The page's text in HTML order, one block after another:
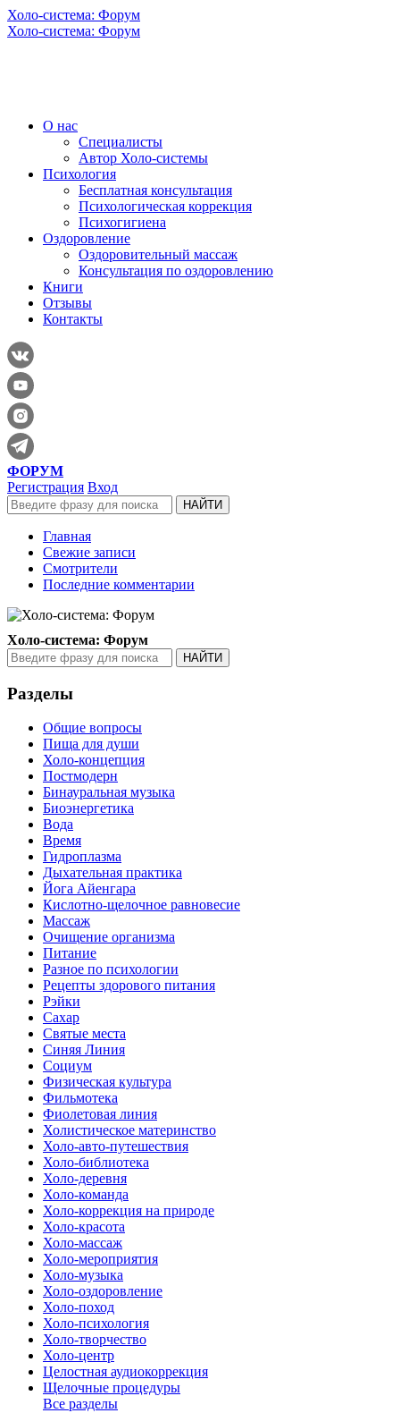
Холо-система: Форум
Холо-система: Форум
О нас
Специалисты
Автор Холо-системы
Психология
Бесплатная консультация
Психологическая коррекция
Психогигиена
Оздоровление
Оздоровительный массаж
Консультация по оздоровлению
Книги
Отзывы
Контакты
ФОРУМ
Регистрация Вход
Главная
Свежие записи
Смотрители
Последние комментарии
Холо-система: Форум
Разделы
Общие вопросы
Пища для души
Холо-концепция
Постмодерн
Бинауральная музыка
Биоэнергетика
Вода
Время
Гидроплазма
Дыхательная практика
Йога Айенгара
Кислотно-щелочное равновесие
Массаж
Очищение организма
Питание
Разное по психологии
Рецепты здорового питания
Рэйки
Сахар
Святые места
Синяя Линия
Социум
Физическая культура
Фильмотека
Фиолетовая линия
Холистическое материнство
Холо-авто-путешествия
Холо-библиотека
Холо-деревня
Холо-команда
Холо-коррекция на природе
Холо-красота
Холо-массаж
Холо-мероприятия
Холо-музыка
Холо-оздоровление
Холо-поход
Холо-психология
Холо-творчество
Холо-центр
Целостная аудиокоррекция
Щелочные процедуры
Все разделы